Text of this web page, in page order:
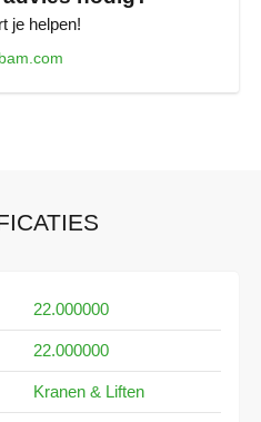
je helpen!
22.000000
22.000000
Kranen & Liften